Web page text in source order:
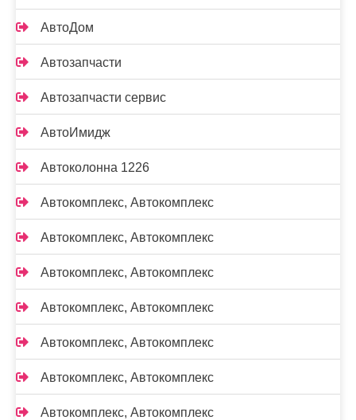
АвтоДом
Автозапчасти
Автозапчасти сервис
АвтоИмидж
Автоколонна 1226
Автокомплекс, Автокомплекс
Автокомплекс, Автокомплекс
Автокомплекс, Автокомплекс
Автокомплекс, Автокомплекс
Автокомплекс, Автокомплекс
Автокомплекс, Автокомплекс
Автокомплекс, Автокомплекс